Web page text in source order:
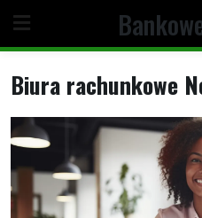
content
Biura rachunkowe